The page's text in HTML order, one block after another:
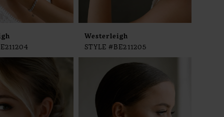
Westerleigh
STYLE #BE211205